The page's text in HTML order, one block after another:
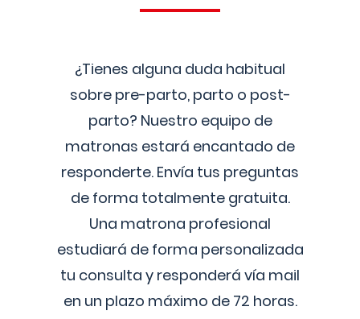
¿Tienes alguna duda habitual
sobre pre-parto, parto o post-
parto? Nuestro equipo de
matronas estará encantado de
responderte. Envía tus preguntas
de forma totalmente gratuita.
Una matrona profesional
estudiará de forma personalizada
tu consulta y responderá vía mail
en un plazo máximo de 72 horas.